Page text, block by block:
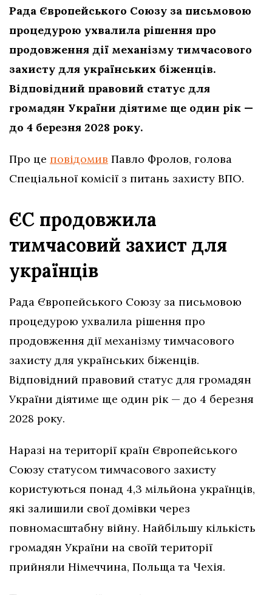
Рада Європейського Союзу за письмовою
процедурою ухвалила рішення про
продовження дії механізму тимчасового
захисту для українських біженців.
Відповідний правовий статус для
громадян України діятиме ще один рік —
до 4 березня 2028 року.
Про це повідомив Павло Фролов, голова
Спеціальної комісії з питань захисту ВПО.
ЄС продовжила
тимчасовий захист для
українців
Рада Європейського Союзу за письмовою
процедурою ухвалила рішення про
продовження дії механізму тимчасового
захисту для українських біженців.
Відповідний правовий статус для громадян
України діятиме ще один рік — до 4 березня
2028 року.
Наразі на території країн Європейського
Союзу статусом тимчасового захисту
користуються понад 4,3 мільйона українців,
які залишили свої домівки через
повномасштабну війну. Найбільшу кількість
громадян України на своїй території
прийняли Німеччина, Польща та Чехія.